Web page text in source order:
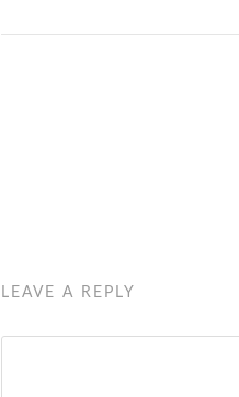
LEAVE A REPLY